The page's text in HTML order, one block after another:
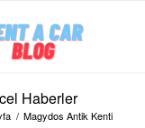
Haberler
/ Magydos Antik Kenti